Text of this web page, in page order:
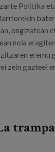
Politika
ongizatean
nola
eremu
zein gazteei